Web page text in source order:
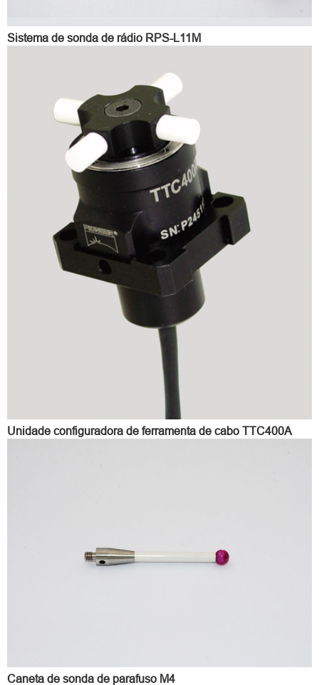
Sistema de sonda de rádio RPS-L11M
Unidade configuradora de ferramenta de cabo TTC400A
Caneta de sonda de parafuso M4